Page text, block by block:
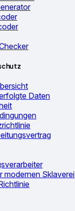
Daten
modernen Sklaverei